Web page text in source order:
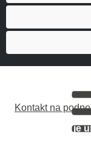
Kontakt na
Tento web je